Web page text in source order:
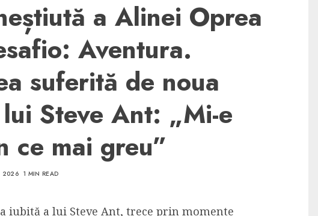
a Alinei Oprea
Aventura.
suferită de noua
Steve Ant: „Mi-e
ce mai greu”
2026 1 MIN READ
iubită a lui Steve Ant, trece prin momente